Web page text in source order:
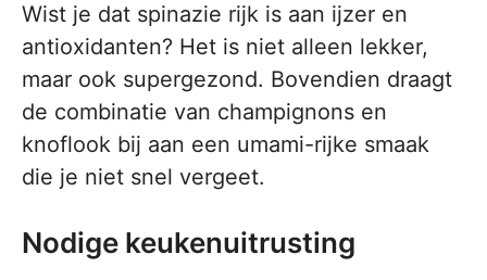
Wist je dat spinazie rijk is aan ijzer en
antioxidanten? Het is niet alleen lekker,
maar ook supergezond. Bovendien draagt
de combinatie van champignons en
knoflook bij aan een umami-rijke smaak
die je niet snel vergeet.
Nodige keukenuitrusting